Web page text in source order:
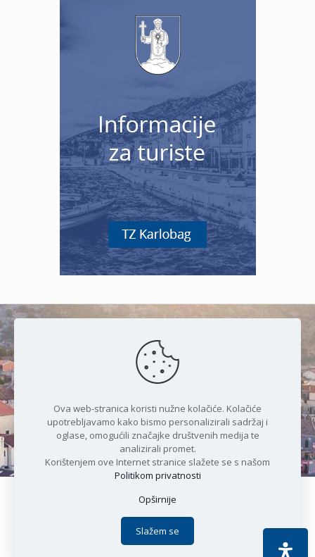
Čudesan spoj kristalnog mora i
prirode
Copyright © 2021 Općina Karlobag | Sva prava pridržana |
Politika privatnosti
Apoc IT
Ova web-stranica koristi nužne kolačiće. Kolačiće
upotrebljavamo kako bismo personalizirali sadržaj i
oglase, omogućili značajke društvenih medija te
analizirali promet.
Korištenjem ove Internet stranice slažete se s našom
Politikom privatnosti
Opširnije
Slažem se